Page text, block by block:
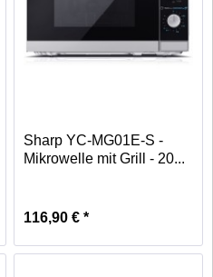
Sharp YC-MG01E-S -
Mikrowelle mit Grill - 20...
116,90 € *